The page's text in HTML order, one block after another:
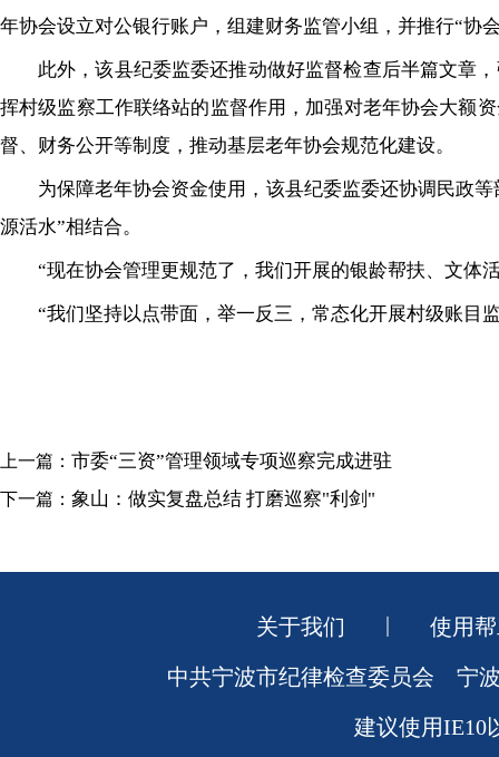
年协会设立对公银行账户，组建财务监管小组，并推行“协
此外，该县纪委监委还推动做好监督检查后半篇文章
挥村级监察工作联络站的监督作用，加强对老年协会大额
督、财务公开等制度，推动基层老年协会规范化建设。
为保障老年协会资金使用，该县纪委监委还协调民政
源活水”相结合。
“现在协会管理更规范了，我们开展的银龄帮扶、文体
“我们坚持以点带面，举一反三，常态化开展村级账目
上一篇： 市委“三资”管理领域专项巡察完成进驻
下一篇： 象山：做实复盘总结 打磨巡察"利剑"
关于我们 | 使用
中共宁波市纪律检查委员会 宁
建议使用IE10